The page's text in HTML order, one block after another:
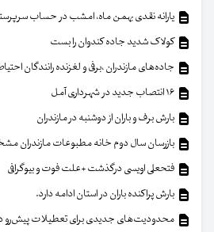
یارانه نقدی بهمن ماه، امشب در حساب
کولاک شدید جاده کندوان را بست
جاده‌های مازندران ،برفی و لغزنده رانندگان
بارش برف و باران از دوشنبه در مازندران
بازرسان سال دوم خانه مطبوعات مازندران
فتحعلی اویسی درگذشت +علت فوت و بیوگرافی
بارش پراکنده باران در استان ادامه دارد.
محدودیت‌های جدیدی برای تعطیلات پیش‌رو